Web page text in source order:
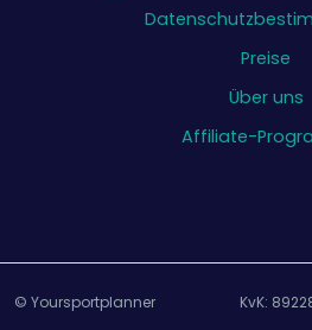
Preise
Über uns
Affiliate-
© Yoursportplanner KvK: